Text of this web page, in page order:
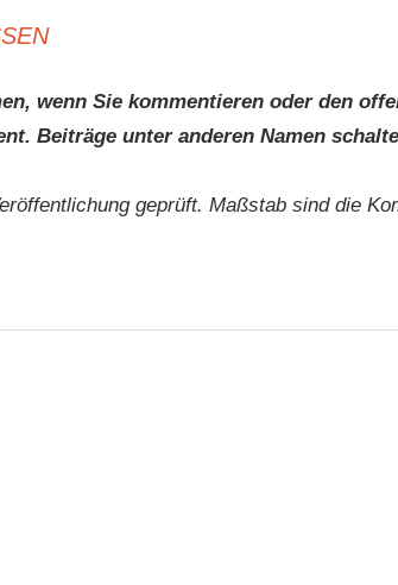
wenn Sie kommentieren oder den
Beiträge unter anderen Namen
geprüft. Maßstab sind die